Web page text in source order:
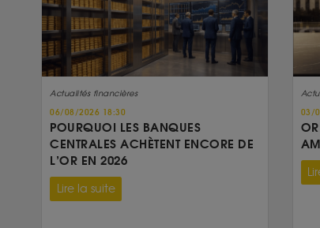
Actualités financières
06/08/2026 18:30
POURQUOI LES BANQUES
CENTRALES ACHÈTENT ENCORE DE
L’OR EN 2026
Lire la suite
03/